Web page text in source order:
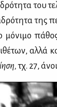
του
της
μό­νι­μο
αλ­λά
, τχ. 27,